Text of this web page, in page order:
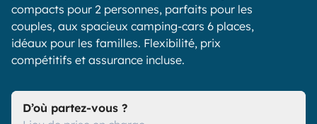
compacts pour 2 personnes, parfaits pour les
couples, aux spacieux camping-cars 6 places,
idéaux pour les familles. Flexibilité, prix
compétitifs et assurance incluse.
D’où partez-vous ?